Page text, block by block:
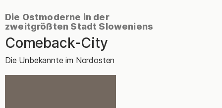
Die Ostmoderne in der
zweitgrößten Stadt Sloweniens
–
Comeback-City
Die Unbekannte im Nordosten